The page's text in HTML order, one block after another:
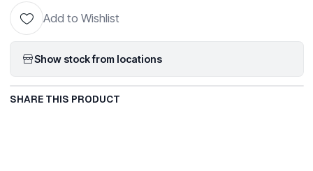
Add to Wishlist
Show stock from locations
SHARE THIS PRODUCT